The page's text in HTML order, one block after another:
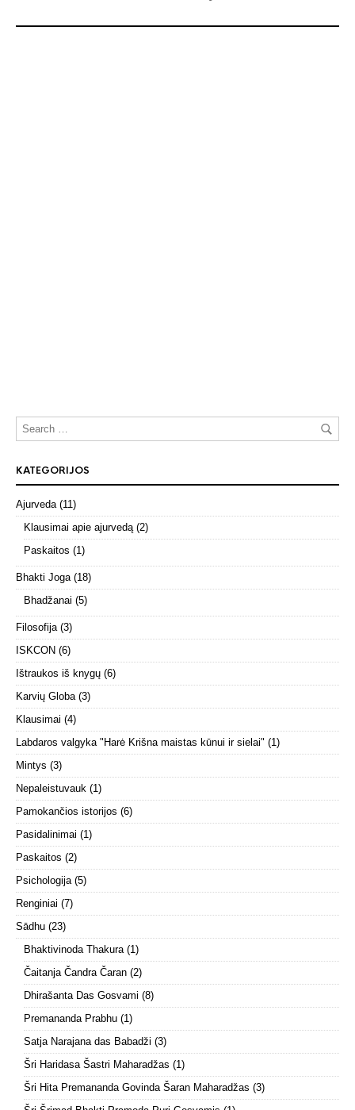
KATEGORIJOS
Ajurveda (11)
Klausimai apie ajurvedą (2)
Paskaitos (1)
Bhakti Joga (18)
Bhadžanai (5)
Filosofija (3)
ISKCON (6)
Ištraukos iš knygų (6)
Karvių Globa (3)
Klausimai (4)
Labdaros valgyka "Harė Krišna maistas kūnui ir sielai" (1)
Mintys (3)
Nepaleistuvauk (1)
Pamokančios istorijos (6)
Pasidalinimai (1)
Paskaitos (2)
Psichologija (5)
Renginiai (7)
Sādhu (23)
Bhaktivinoda Thakura (1)
Čaitanja Čandra Čaran (2)
Dhirašanta Das Gosvami (8)
Premananda Prabhu (1)
Satja Narajana das Babadži (3)
Šri Haridasa Šastri Maharadžas (1)
Šri Hita Premananda Govinda Šaran Maharadžas (3)